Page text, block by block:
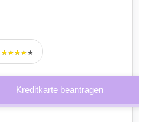
★★★★★
★★★★★
Kreditkarte beantragen